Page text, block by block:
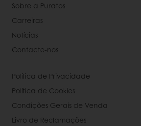
Sobre a Puratos
Carreiras
Notícias
Contacte-nos
Política de Privacidade
Política de Cookies
Condições Gerais de Venda
Livro de Reclamações